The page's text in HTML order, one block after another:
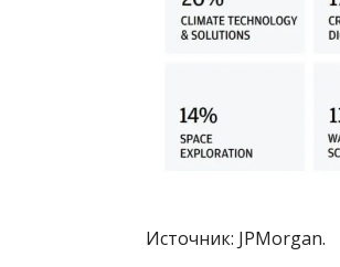
Источник: JPMorgan.